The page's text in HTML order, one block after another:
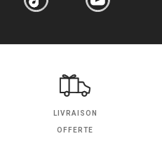
LIVRAISON
OFFERTE